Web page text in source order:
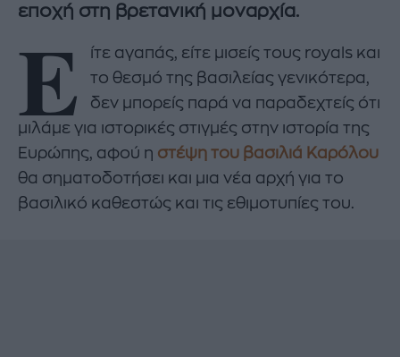
εποχή στη βρετανική μοναρχία.
Ε
ίτε αγαπάς, είτε μισείς τους royals και
το θεσμό της βασιλείας γενικότερα,
δεν μπορείς παρά να παραδεχτείς ότι
μιλάμε για ιστορικές στιγμές στην ιστορία της
Ευρώπης, αφού η στέψη του βασιλιά Καρόλου
θα σηματοδοτήσει και μια νέα αρχή για το
βασιλικό καθεστώς και τις εθιμοτυπίες του.